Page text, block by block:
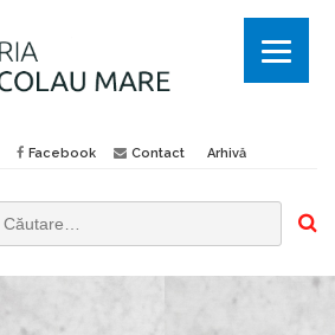
Facebook Contact Arhivă